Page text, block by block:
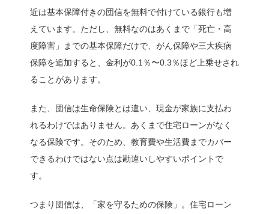
近は基本保障付きの団信を無料で付けている銀行も増
えています。ただし、無料なのはあくまで「死亡・高
度障害」までの基本保障だけで、がん保障や三大疾病
保障を追加すると、金利が0.1％〜0.3％ほど上乗せされ
ることがあります。
また、団信は生命保険とは違い、現金が家族に支払わ
れるわけではありません。あくまで住宅ローンがなく
なる保険です。そのため、教育費や生活費までカバー
できるわけではない点は勘違いしやすいポイントで
す。
つまり団信は、「家を守るための保険」。住宅ローン